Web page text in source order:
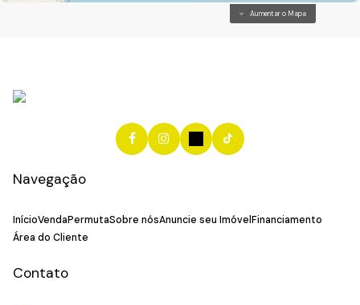
Aumentar o Mapa
Navegação
InícioVendaPermutaSobre nósAnuncie seu Imóvel Financiamento
Área do Cliente
Contato